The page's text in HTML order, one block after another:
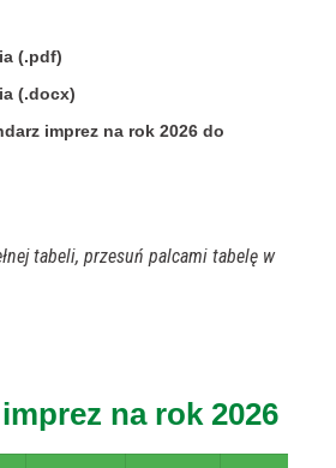
(.pdf)
(.docx)
imprez na rok 2026 do
tabeli, przesuń palcami tabelę w
na rok 2026